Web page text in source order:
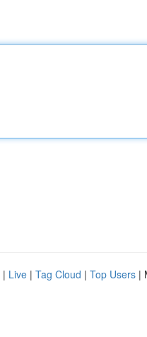
| Live | Tag Cloud | Top Users |